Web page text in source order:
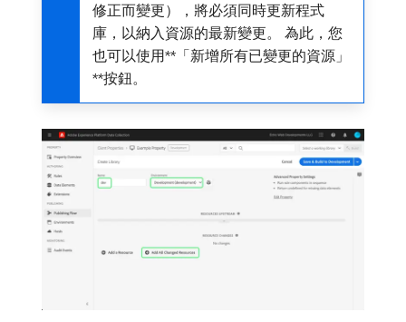
修正而變更），將必須同時更新程式
庫，以納入資源的最新變更。 為此，您
也可以使用​**「新增所有已變更的資源」
**​按鈕。